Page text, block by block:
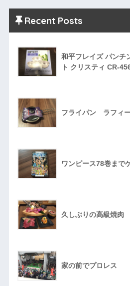
Recent Posts
和平フレイズ パンチ
ト クリスティ CR-
フライパン ラフィ
ワンピース78巻まで
久しぶりの高級焼肉
家の前でプロレス